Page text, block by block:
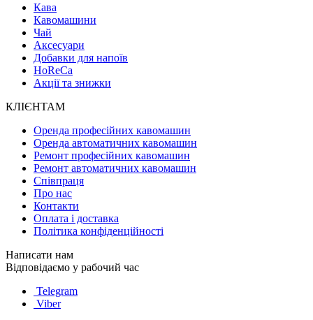
Кава
Кавомашини
Чай
Аксесуари
Добавки для напоїв
HoReCa
Акції та знижки
КЛІЄНТАМ
Оренда професійних кавомашин
Оренда автоматичних кавомашин
Ремонт професійних кавомашин
Ремонт автоматичних кавомашин
Співпраця
Про нас
Контакти
Оплата і доставка
Політика конфіденційності
Написати нам
Відповідаємо у рабочий час
Telegram
Viber